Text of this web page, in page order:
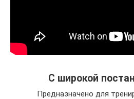
С широкой
Предназначено для